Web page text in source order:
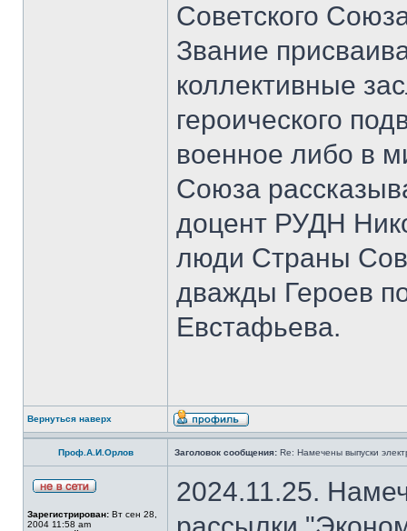
Советского
Звание
коллективные
героического
военное либо в
Союза
доцент РУДН
люди Страны
дважды Героев
Евстафьева.
Вернуться наверх
Проф.А.И.Орлов Заголовок сообщения: Re: Намечены выпуски
Зарегистрирован: Вт сен 28,
2004 11:58 am
2024.11.25.